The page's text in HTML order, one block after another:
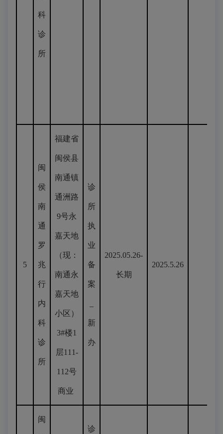
科
诊
所
5
闽
侯
南
通
罗
兆
行
内
科
诊
所
福建省
闽侯县
南通镇
通洲路
9号永
嘉天地
（现：
南通永
嘉天地
小区）
3#楼1
层111-
112号
商业
诊
所
执
业
备
案
新
办
2025.05.26-
长期
2025.5.26
闽
诊